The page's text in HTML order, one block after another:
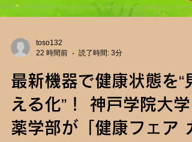
22 時間前
読了時間: 3分
最新機器で健康状態を“見
える化”！ 神戸学院大学